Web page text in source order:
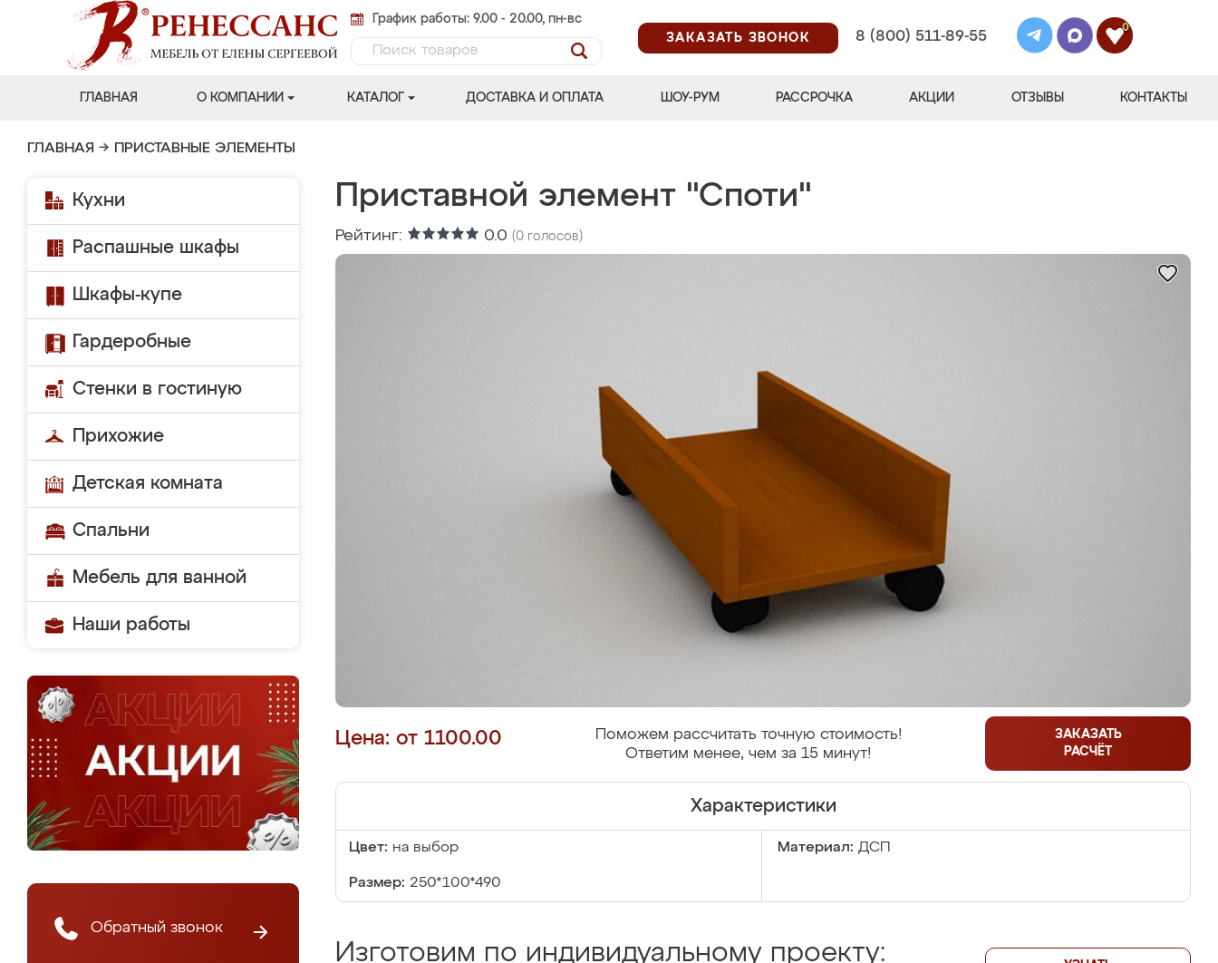
График работы: 9.00 - 20.00, пн-вс
ЗАКАЗАТЬ ЗВОНОК
8 (800) 511-89-55
0
ГЛАВНАЯ О КОМПАНИИ КАТАЛОГ ДОСТАВКА И ОПЛАТА ШОУ-РУМ РАССРОЧКА АКЦИИ ОТЗЫВЫ КОНТАКТЫ
ГЛАВНАЯ → ПРИСТАВНЫЕ ЭЛЕМЕНТЫ
Кухни
Распашные шкафы
Шкафы-купе
Гардеробные
Стенки в гостиную
Прихожие
Детская комната
Спальни
Мебель для ванной
Наши работы
Обратный звонок
Приставной элемент "Споти"
Рейтинг: 0.0 (0 голосов)
Цена: от 1100.00
Поможем рассчитать точную стоимость!
Ответим менее, чем за 15 минут!
ЗАКАЗАТЬ
РАСЧЁТ
Характеристики
Цвет: на выбор Материал: ДСП
Размер: 250*100*490
Изготовим по индивидуальному проекту: